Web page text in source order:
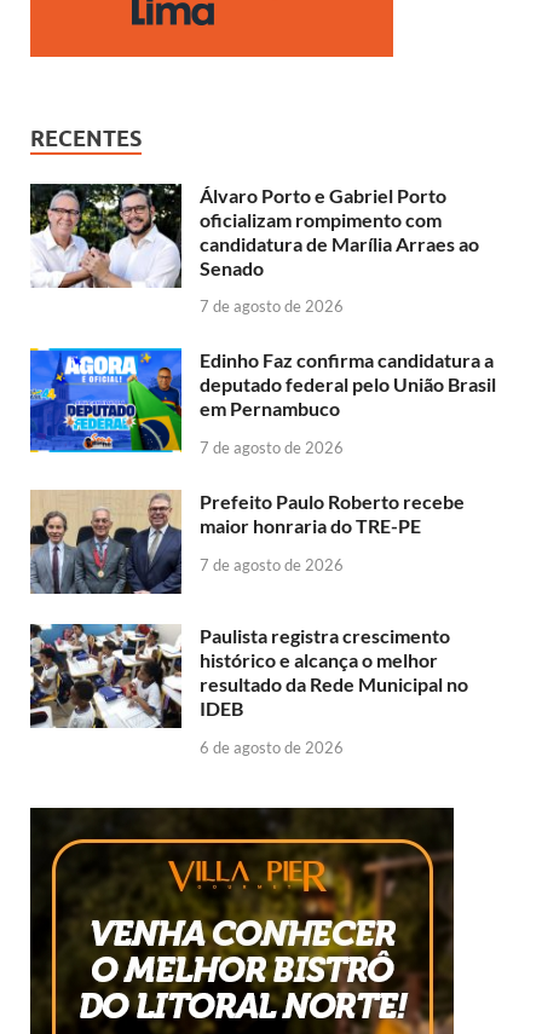
RECENTES
Álvaro Porto e Gabriel Porto
oficializam rompimento com
candidatura de Marília Arraes ao
Senado
7 de agosto de 2026
Edinho Faz confirma candidatura a
deputado federal pelo União Brasil
em Pernambuco
7 de agosto de 2026
Prefeito Paulo Roberto recebe
maior honraria do TRE-PE
7 de agosto de 2026
Paulista registra crescimento
histórico e alcança o melhor
resultado da Rede Municipal no
IDEB
6 de agosto de 2026